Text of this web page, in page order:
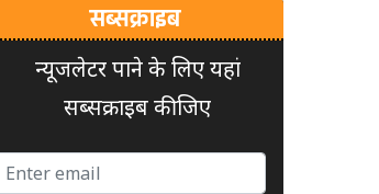
सब्सक्राइब
न्यूजलेटर पाने के लिए यहां
सब्सक्राइब कीजिए